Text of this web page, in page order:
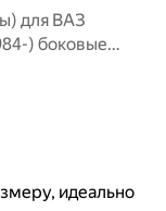
для ВАЗ
) боковые
идеально